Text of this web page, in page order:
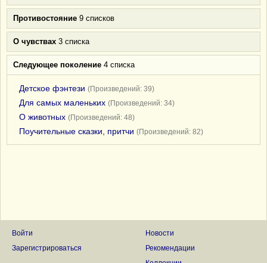
Противостояние 9 списков
О чувствах 3 списка
Следующее поколение 4 списка
Детское фэнтези (Произведений: 39)
Для самых маленьких (Произведений: 34)
О животных (Произведений: 48)
Поучительные сказки, притчи (Произведений: 82)
Войти
Зарегистрироваться
Новости
Рекомендации